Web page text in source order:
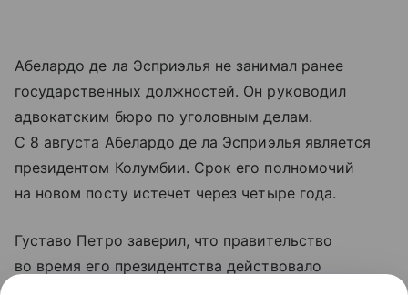
Абелардо де ла Эсприэлья не занимал ранее
государственных должностей. Он руководил
адвокатским бюро по уголовным делам.
С 8 августа Абелардо де ла Эсприэлья является
президентом Колумбии. Срок его полномочий
на новом посту истечет через четыре года.
Густаво Петро заверил, что правительство
во время его президентства действовало